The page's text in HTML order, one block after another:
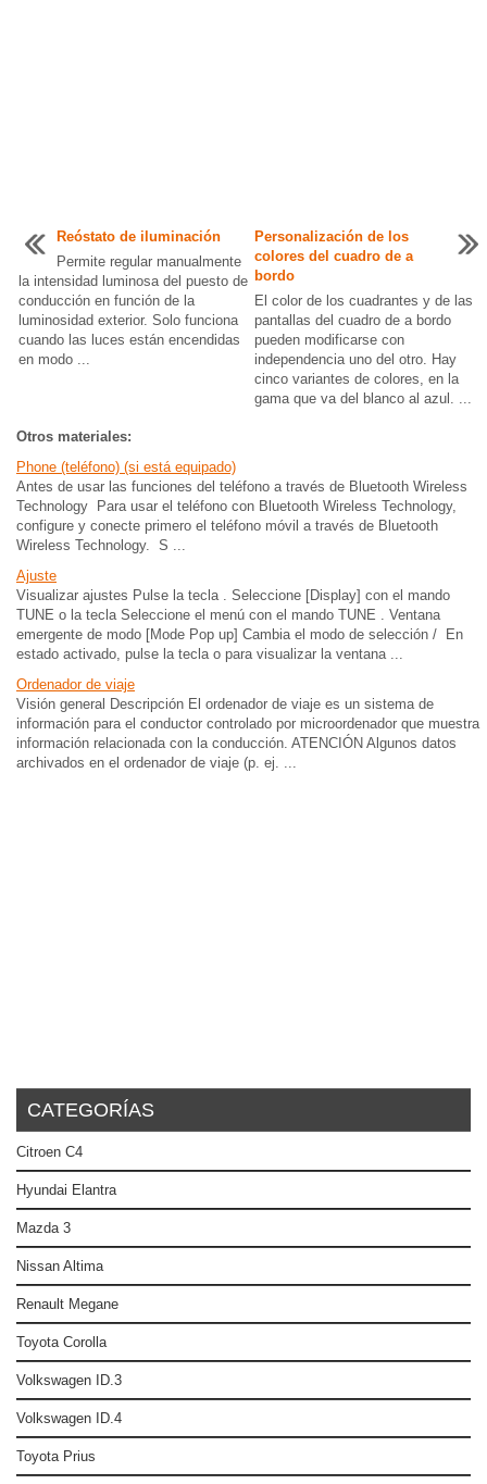
Reóstato de iluminación
Permite regular manualmente
la intensidad luminosa del puesto de
conducción en función de la
luminosidad exterior. Solo funciona
cuando las luces están encendidas
en modo ...
Personalización de los
colores del cuadro de a
bordo
El color de los cuadrantes y de las
pantallas del cuadro de a bordo
pueden modificarse con
independencia uno del otro. Hay
cinco variantes de colores, en la
gama que va del blanco al azul. ...
Otros materiales:
Phone (teléfono) (si está equipado)
Antes de usar las funciones del teléfono a través de Bluetooth Wireless
Technology Para usar el teléfono con Bluetooth Wireless Technology,
configure y conecte primero el teléfono móvil a través de Bluetooth
Wireless Technology. S ...
Ajuste
Visualizar ajustes Pulse la tecla . Seleccione [Display] con el mando
TUNE o la tecla Seleccione el menú con el mando TUNE . Ventana
emergente de modo [Mode Pop up] Cambia el modo de selección / En
estado activado, pulse la tecla o para visualizar la ventana ...
Ordenador de viaje
Visión general Descripción El ordenador de viaje es un sistema de
información para el conductor controlado por microordenador que muestra
información relacionada con la conducción. ATENCIÓN Algunos datos
archivados en el ordenador de viaje (p. ej. ...
CATEGORÍAS
Citroen C4
Hyundai Elantra
Mazda 3
Nissan Altima
Renault Megane
Toyota Corolla
Volkswagen ID.3
Volkswagen ID.4
Toyota Prius